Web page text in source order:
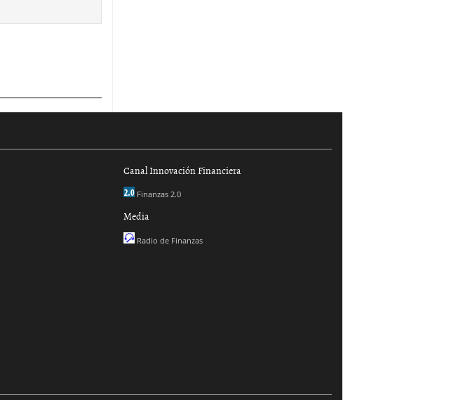
Canal Innovación Financiera
Finanzas 2.0
Media
Radio de Finanzas